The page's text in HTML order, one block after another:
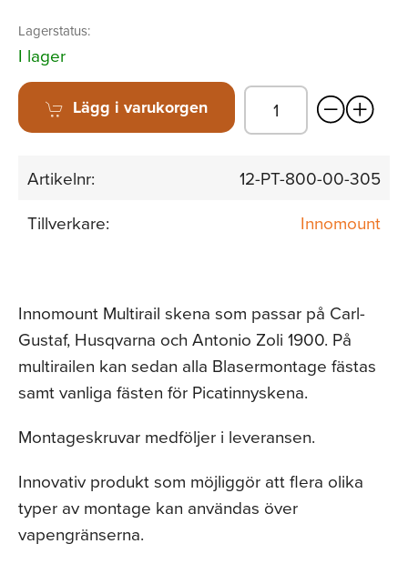
Lagerstatus:
I lager
Lägg i varukorgen
Artikelnr:
12-PT-800-00-305
Tillverkare:
Innomount
Innomount Multirail skena som passar på Carl-
Gustaf, Husqvarna och Antonio Zoli 1900. På
multirailen kan sedan alla Blasermontage fästas
samt vanliga fästen för Picatinnyskena.
Montageskruvar medföljer i leveransen.
Innovativ produkt som möjliggör att flera olika
typer av montage kan användas över
vapengränserna.